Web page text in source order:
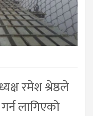
रमेश श्रेष्ठले
लागिएको